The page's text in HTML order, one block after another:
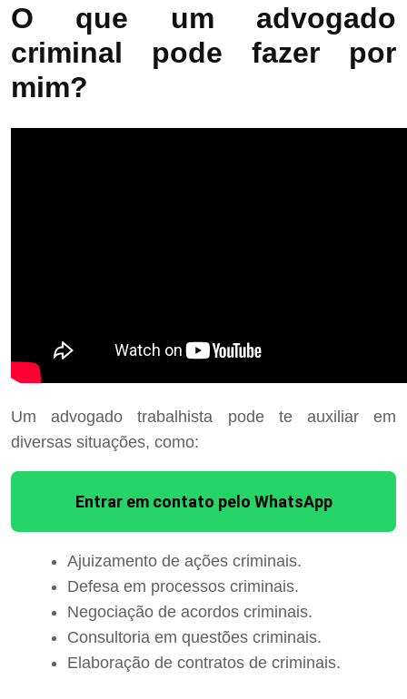
O que um advogado
criminal pode fazer por
mim?
Um advogado trabalhista pode te auxiliar em
diversas situações, como:
Entrar em contato pelo WhatsApp
Ajuizamento de ações criminais.
Defesa em processos criminais.
Negociação de acordos criminais.
Consultoria em questões criminais.
Elaboração de contratos de criminais.